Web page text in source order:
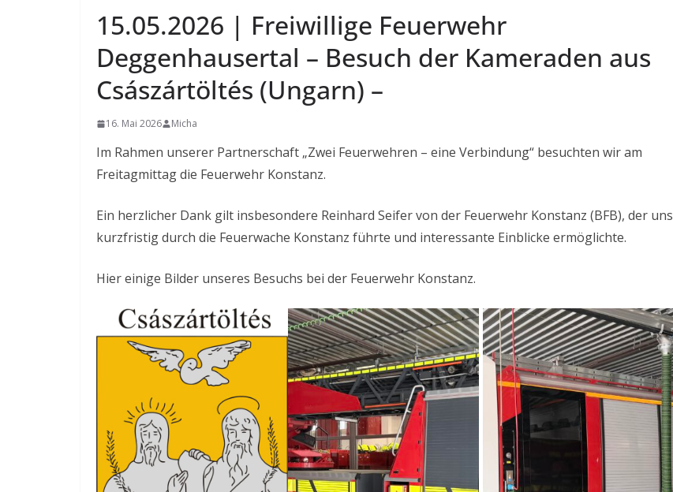
15.05.2026 | Freiwillige Feuerwehr
Deggenhausertal – Besuch der Kameraden aus
Császártöltés (Ungarn) –
16. Mai 2026 Micha
Im Rahmen unserer Partnerschaft „Zwei Feuerwehren – eine Verbindung“ besuchten wir am
Freitagmittag die Feuerwehr Konstanz.
Ein herzlicher Dank gilt insbesondere Reinhard Seifer von der Feuerwehr Konstanz (BFB), der uns
kurzfristig durch die Feuerwache Konstanz führte und interessante Einblicke ermöglichte.
Hier einige Bilder unseres Besuchs bei der Feuerwehr Konstanz.